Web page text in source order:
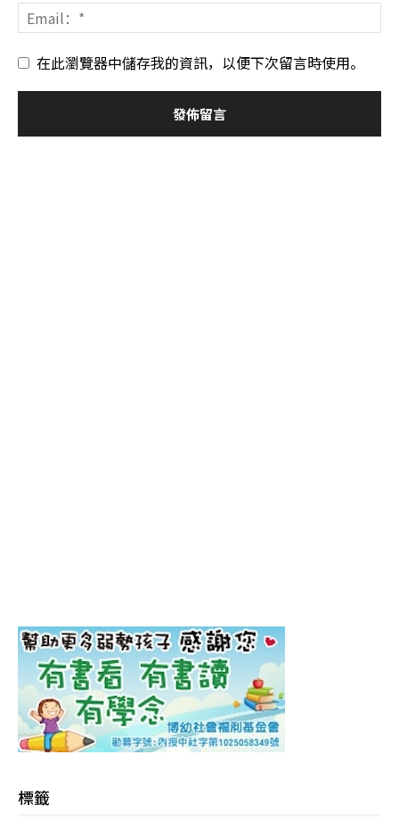
在此瀏覽器中儲存我的資訊，以便下次留言時使用。
標籤